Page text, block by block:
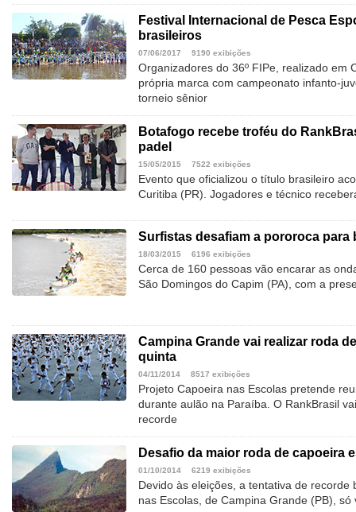
Festival Internacional de Pesca
brasileiros
07/06/2017 9190 exibições
Organizadores do 36º FIPe, realizado em
própria marca com campeonato infanto-
torneio sênior
Botafogo recebe troféu do
padel
15/05/2015 7522 exibições
Evento que oficializou o título brasileiro
Curitiba (PR). Jogadores e técnico
Surfistas desafiam a pororoca para
18/03/2015 6196 exibições
Cerca de 160 pessoas vão encarar as
São Domingos do Capim (PA), com a
Campina Grande vai realizar roda
quinta
04/11/2014 8517 exibições
Projeto Capoeira nas Escolas pretende
durante aulão na Paraíba. O RankBrasil
recorde
Desafio da maior roda de capoeira
01/10/2014 6219 exibições
Devido às eleições, a tentativa de recorde
nas Escolas, de Campina Grande (PB),